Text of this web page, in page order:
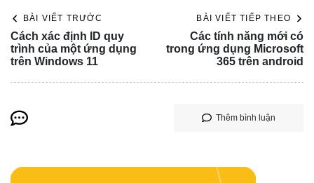
BÀI VIẾT TRƯỚC
Cách xác định ID quy
trình của một ứng dụng
trên Windows 11
BÀI VIẾT TIẾP THEO
Các tính năng mới có
trong ứng dụng Microsoft
365 trên android
Thêm bình luận